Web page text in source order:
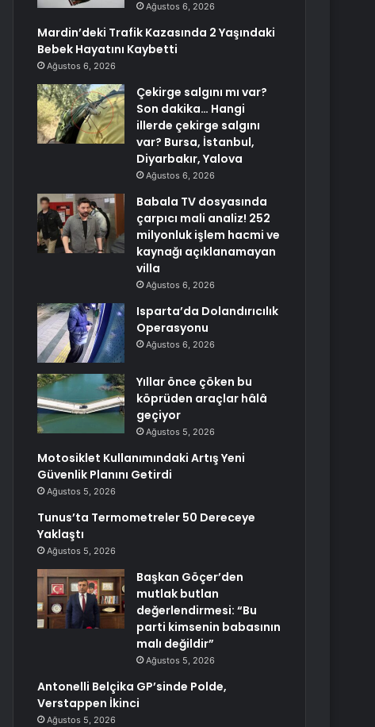
Ağustos 6, 2026
Mardin’deki Trafik Kazasında 2 Yaşındaki
Bebek Hayatını Kaybetti
Ağustos 6, 2026
Çekirge salgını mı var?
Son dakika… Hangi
illerde çekirge salgını
var? Bursa, İstanbul,
Diyarbakır, Yalova
Ağustos 6, 2026
Babala TV dosyasında
çarpıcı mali analiz! 252
milyonluk işlem hacmi ve
kaynağı açıklanamayan
villa
Ağustos 6, 2026
Isparta’da Dolandırıcılık
Operasyonu
Ağustos 6, 2026
Yıllar önce çöken bu
köprüden araçlar hâlâ
geçiyor
Ağustos 5, 2026
Motosiklet Kullanımındaki Artış Yeni
Güvenlik Planını Getirdi
Ağustos 5, 2026
Tunus’ta Termometreler 50 Dereceye
Yaklaştı
Ağustos 5, 2026
Başkan Göçer’den
mutlak butlan
değerlendirmesi: “Bu
parti kimsenin babasının
malı değildir”
Ağustos 5, 2026
Antonelli Belçika GP’sinde Polde,
Verstappen İkinci
Ağustos 5, 2026